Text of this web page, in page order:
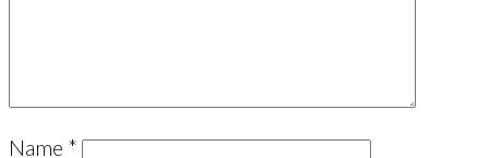
Name *